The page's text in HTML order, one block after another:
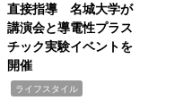
直接指導 名城大学が
講演会と導電性プラス
チック実験イベントを
開催
ライフスタイル